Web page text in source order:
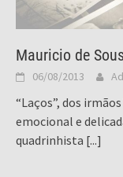
Mauricio de
06/08/2013
“Laços”, dos
emocional e
quadrinhista [...]